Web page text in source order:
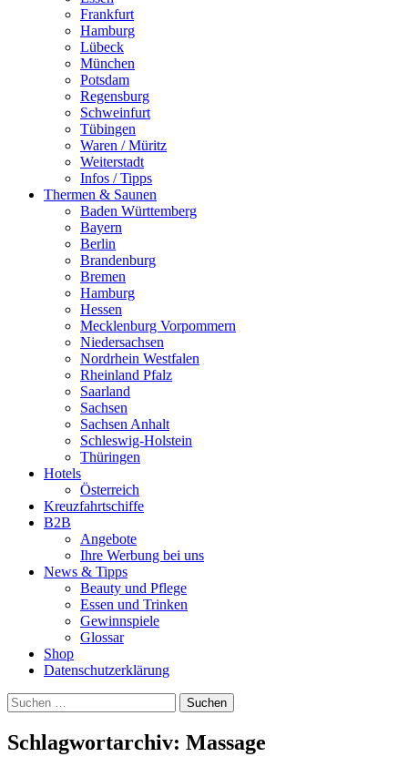
Frankfurt
Hamburg
Lübeck
München
Potsdam
Regensburg
Schweinfurt
Tübingen
Waren / Müritz
Weiterstadt
Infos / Tipps
Thermen & Saunen
Baden Württemberg
Bayern
Berlin
Brandenburg
Bremen
Hamburg
Hessen
Mecklenburg Vorpommern
Niedersachsen
Nordrhein Westfalen
Rheinland Pfalz
Saarland
Sachsen
Sachsen Anhalt
Schleswig-Holstein
Thüringen
Hotels
Österreich
Kreuzfahrtschiffe
B2B
Angebote
Ihre Werbung bei uns
News & Tipps
Beauty und Pflege
Essen und Trinken
Gewinnspiele
Glossar
Shop
Datenschutzerklärung
Suchen
nach:
Schlagwortarchiv: Massage